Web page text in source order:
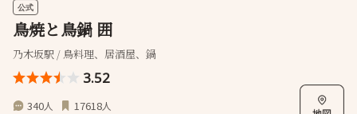
公式
鳥焼と鳥鍋 囲
乃木坂駅 / 鳥料理、居酒屋、鍋
3.52
340人 17618人